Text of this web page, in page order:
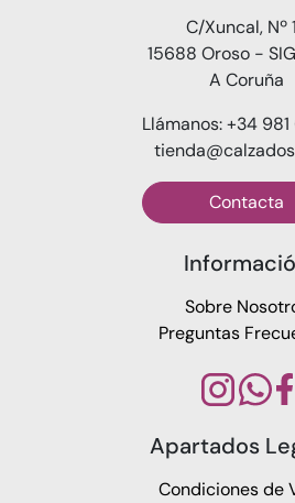
C/Xuncal, Nº
15688 Oroso -
A Coruña
Llámanos: +34 981
Contacta
Sobre
Preguntas
Apartados
Condiciones de